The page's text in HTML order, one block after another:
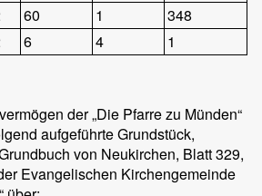
60 1
348
6 4 1
der „Die Pfarre zu Münden“
aufgeführte Grundstück,
von Neukirchen, Blatt 329,
Evangelischen Kirchengemeinde